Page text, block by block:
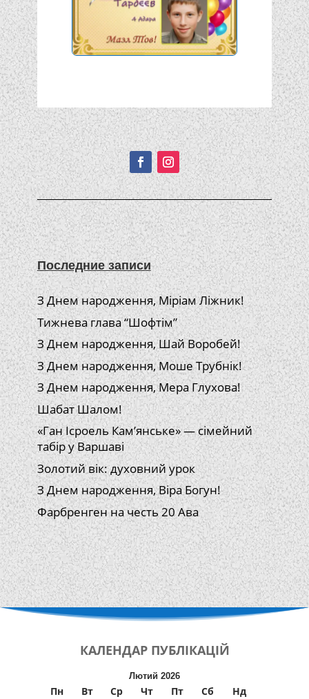
Подписывайтесь!
Последние записи
З Днем народження, Міріам Ліжник!
Тижнева глава “Шофтім”
З Днем народження, Шай Воробей!
З Днем народження, Моше Трубнік!
З Днем народження, Мера Глухова!
Шабат Шалом!
«Ган Ісроель Кам’янське» — сімейний
табір у Варшаві
Золотий вік: духовний урок
З Днем народження, Віра Богун!
Фарбренген на честь 20 Ава
КАЛЕНДАР ПУБЛІКАЦІЙ
Лютий 2026
Пн Вт Ср Чт Пт Сб
Нд